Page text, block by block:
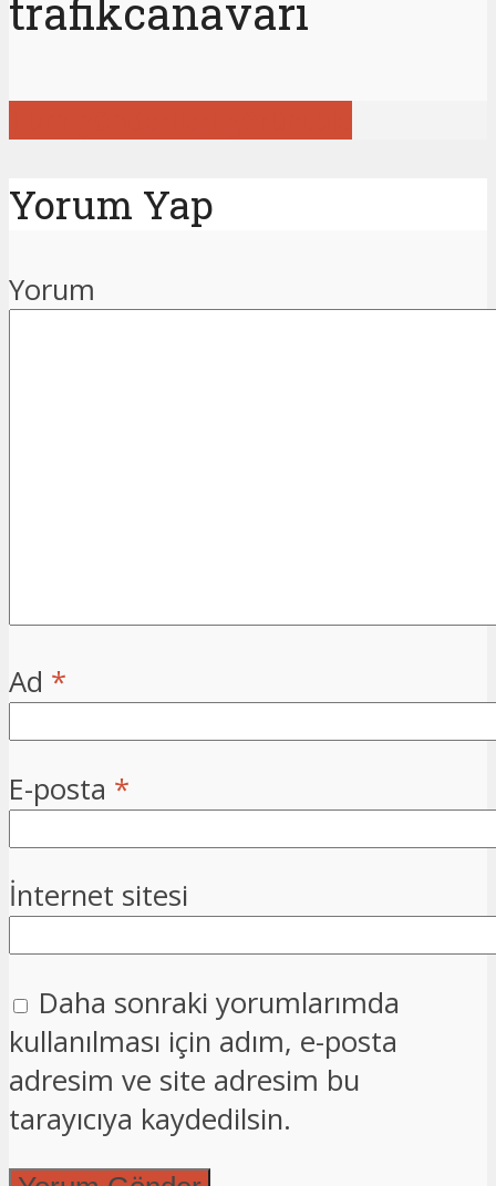
trafikcanavari
Yorum Yap
Yorum
Ad *
E-posta *
İnternet sitesi
Daha sonraki yorumlarımda
kullanılması için adım, e-posta
adresim ve site adresim bu
tarayıcıya kaydedilsin.